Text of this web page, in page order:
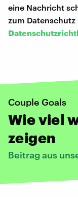
eine Nachricht
zum
Couple Goals
Wie viel
zeigen
Beitrag aus